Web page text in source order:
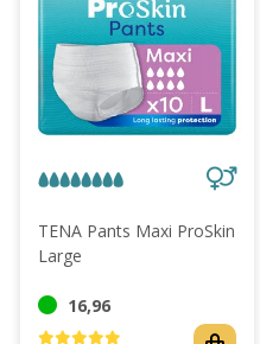
TENA Pants Maxi ProSkin
Large
16,96